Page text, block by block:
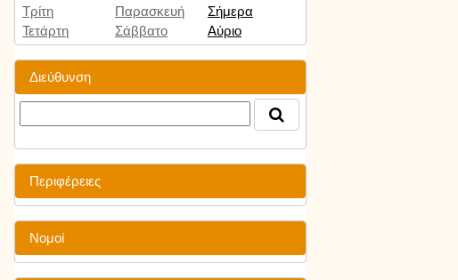
Τρίτη
Τετάρτη
Παρασκευή
Σάββατο
Σήμερα
Αύριο
Διεύθυνση
Περιφέρειες
Νομοί